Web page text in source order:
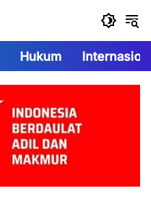
Hukum